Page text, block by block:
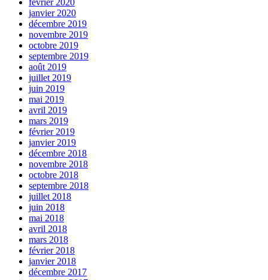
janvier 2020
décembre 2019
novembre 2019
octobre 2019
septembre 2019
août 2019
juillet 2019
juin 2019
mai 2019
avril 2019
mars 2019
février 2019
janvier 2019
décembre 2018
novembre 2018
octobre 2018
septembre 2018
juillet 2018
juin 2018
mai 2018
avril 2018
mars 2018
février 2018
janvier 2018
décembre 2017